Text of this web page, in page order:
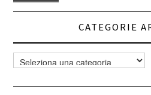
CATEGORIE
Categorie
articoli